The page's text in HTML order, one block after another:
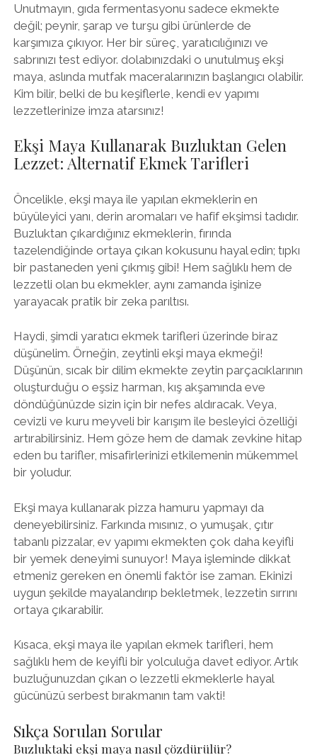
Unutmayın, gıda fermentasyonu sadece ekmekte
değil; peynir, şarap ve turşu gibi ürünlerde de
karşımıza çıkıyor. Her bir süreç, yaratıcılığınızı ve
sabrınızı test ediyor. dolabınızdaki o unutulmuş ekşi
maya, aslında mutfak maceralarınızın başlangıcı olabilir.
Kim bilir, belki de bu keşiflerle, kendi ev yapımı
lezzetlerinize imza atarsınız!
Ekşi Maya Kullanarak Buzluktan Gelen
Lezzet: Alternatif Ekmek Tarifleri
Öncelikle, ekşi maya ile yapılan ekmeklerin en
büyüleyici yanı, derin aromaları ve hafif ekşimsi tadıdır.
Buzluktan çıkardığınız ekmeklerin, fırında
tazelendiğinde ortaya çıkan kokusunu hayal edin; tıpkı
bir pastaneden yeni çıkmış gibi! Hem sağlıklı hem de
lezzetli olan bu ekmekler, aynı zamanda işinize
yarayacak pratik bir zeka parıltısı.
Haydi, şimdi yaratıcı ekmek tarifleri üzerinde biraz
düşünelim. Örneğin, zeytinli ekşi maya ekmeği!
Düşünün, sıcak bir dilim ekmekte zeytin parçacıklarının
oluşturduğu o eşsiz harman, kış akşamında eve
döndüğünüzde sizin için bir nefes aldıracak. Veya,
cevizli ve kuru meyveli bir karışım ile besleyici özelliği
artırabilirsiniz. Hem göze hem de damak zevkine hitap
eden bu tarifler, misafirlerinizi etkilemenin mükemmel
bir yoludur.
Ekşi maya kullanarak pizza hamuru yapmayı da
deneyebilirsiniz. Farkında mısınız, o yumuşak, çıtır
tabanlı pizzalar, ev yapımı ekmekten çok daha keyifli
bir yemek deneyimi sunuyor! Maya işleminde dikkat
etmeniz gereken en önemli faktör ise zaman. Ekinizi
uygun şekilde mayalandırıp bekletmek, lezzetin sırrını
ortaya çıkarabilir.
Kısaca, ekşi maya ile yapılan ekmek tarifleri, hem
sağlıklı hem de keyifli bir yolculuğa davet ediyor. Artık
buzluğunuzdan çıkan o lezzetli ekmeklerle hayal
gücünüzü serbest bırakmanın tam vakti!
Sıkça Sorulan Sorular
Buzluktaki ekşi maya nasıl çözdürülür?